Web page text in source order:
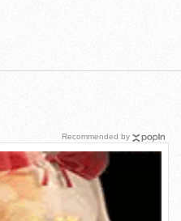
Recommended by